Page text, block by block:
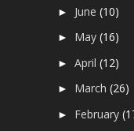
► June(10)
► May(16)
►April(12)
► March(26)
► February